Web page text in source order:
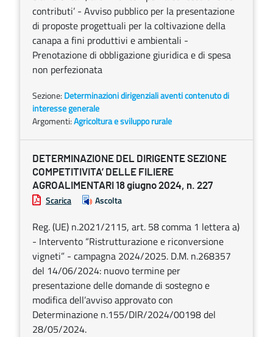
contributi’ - Avviso pubblico per la presentazione
di proposte progettuali per la coltivazione della
canapa a fini produttivi e ambientali -
Prenotazione di obbligazione giuridica e di spesa
non perfezionata
Sezione: Determinazioni dirigenziali aventi contenuto di
interesse generale
Argomenti:Agricoltura e sviluppo rurale
DETERMINAZIONE DEL DIRIGENTE SEZIONE
COMPETITIVITA’ DELLE FILIERE
AGROALIMENTARI 18 giugno 2024, n. 227
Scarica Ascolta
Reg. (UE) n.2021/2115, art. 58 comma 1 lettera a)
- Intervento “Ristrutturazione e riconversione
vigneti” - campagna 2024/2025. D.M. n.268357
del 14/06/2024: nuovo termine per
presentazione delle domande di sostegno e
modifica dell’avviso approvato con
Determinazione n.155/DIR/2024/00198 del
28/05/2024.